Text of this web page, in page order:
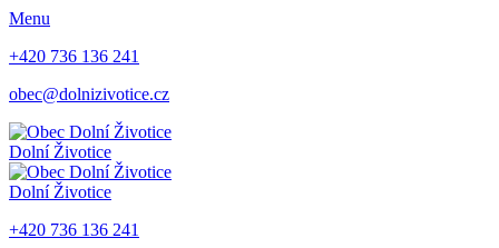
Menu
+420 736 136 241
obec@dolnizivotice.cz
Dolní Životice
Dolní Životice
+420 736 136 241